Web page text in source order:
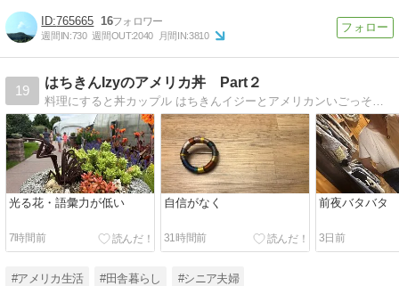
765665 16
週間IN:730 週間OUT:2040 月間IN:3810
19
はちきんIzyのアメリカ丼 Part２
料理にすると丼カップル はちきんイジーとアメリカンいごっそうバッキーの 山あり谷ありの国際結婚ブログ
光る花・語彙力が低い
7時間前
自信がなく
31時間前
前夜バタバタ
3日前
#アメリカ生活 #田舎暮らし #シニア夫婦